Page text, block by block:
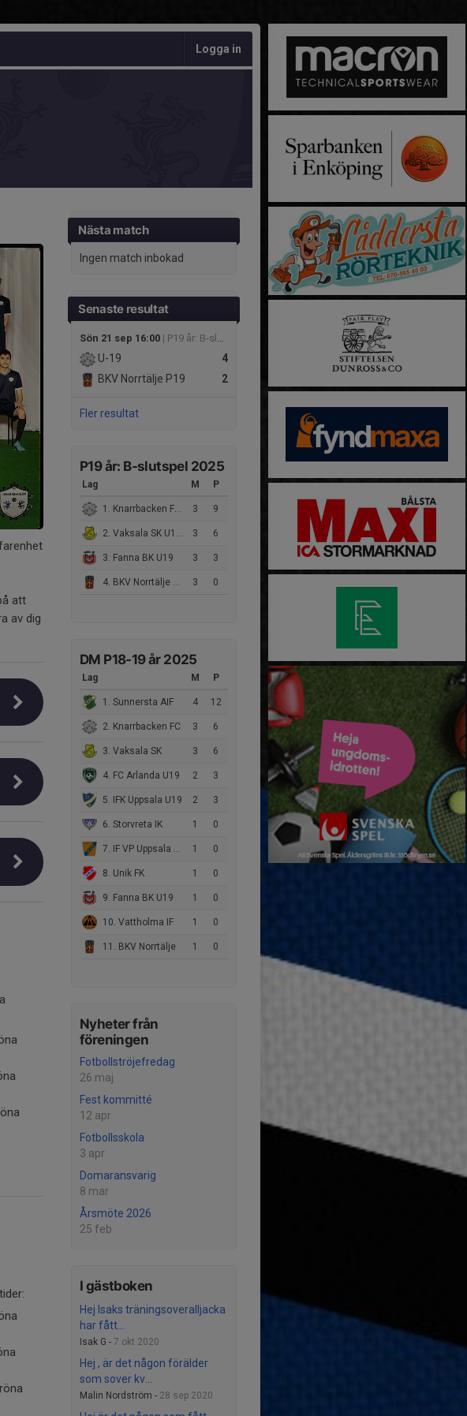
Logga in
Nästa match
Ingen match inbokad
Senaste resultat
Sön 21 sep 16:00 | P19 år: B-slutspel
4
U-19
2
BKV Norrtälje P19
Fler resultat
P19 år: B-slutspel 2025
Lag M P
1. Knarrbacken FC 1 3 9
2. Vaksala SK U19 Lokal UFF 3 6
3. Fanna BK U19 3 3
4. BKV Norrtälje P19 3 0
DM P18-19 år 2025
Lag M P
1. Sunnersta AIF 4 12
2. Knarrbacken FC 3 6
3. Vaksala SK 3 6
4. FC Arlanda U19 2 3
5. IFK Uppsala U19 2 3
6. Storvreta IK 1 0
7. IF VP Uppsala P2007 1 0
8. Unik FK 1 0
9. Fanna BK U19 1 0
10. Vattholma IF 1 0
11. BKV Norrtälje 1 0
Nyheter från
föreningen
Fotbollströjefredag
26 maj
Fest kommitté
12 apr
Fotbollsskola
3 apr
Domaransvarig
8 mar
Årsmöte 2026
25 feb
I gästboken
Hej Isaks träningsoveralljacka
har fått...
Isak G - 7 okt 2020
Hej , är det någon förälder
som sover kv...
Malin Nordström - 28 sep 2020
att
av dig